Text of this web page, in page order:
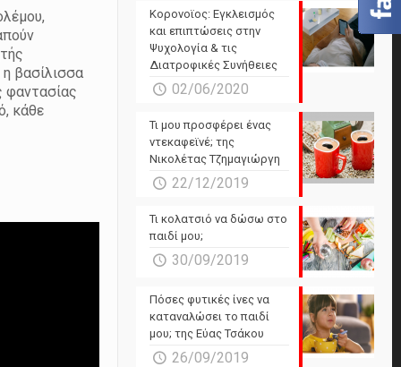
βασίλισσα
φαντασίας
κάθε
Κορονοϊος: Εγκλεισμός
και επιπτώσεις στην
Ψυχολογία & τις
Διατροφικές Συνήθειες
02/06/2020
Τι μου προσφέρει ένας
ντεκαφεϊνέ; της
Νικολέτας Τζημαγιώργη
22/12/2019
Τι κολατσιό να δώσω στο
παιδί μου;
30/09/2019
Πόσες φυτικές ίνες να
καταναλώσει το παιδί
μου; της Εύας Τσάκου
26/09/2019